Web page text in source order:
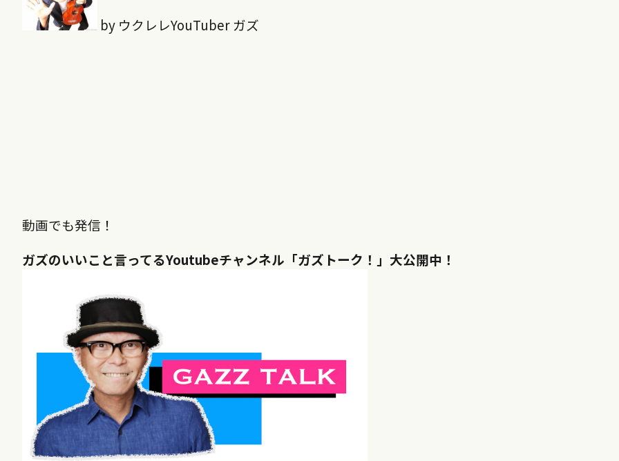
by ウクレレYouTuber ガズ
動画でも発信！
ガズのいいこと言ってるYoutubeチャンネル「ガズトーク！」大公開中！